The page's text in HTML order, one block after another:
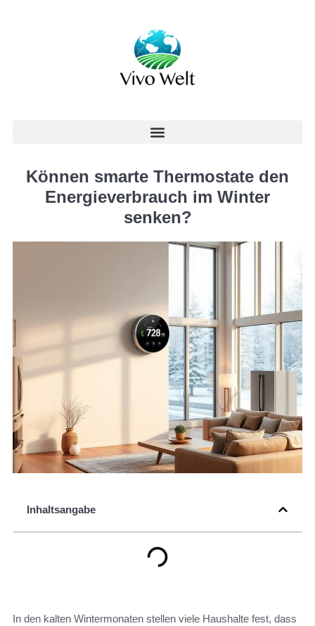
Können smarte Thermostate den
Energieverbrauch im Winter
senken?
Inhaltsangabe
In den kalten Wintermonaten stellen viele Haushalte fest, dass